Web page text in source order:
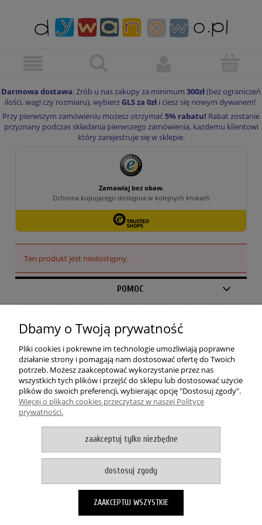
Darmowa dostawa: Zrób u nas zakupy za minimum 300zł(bez ograniczeń
ilości, wagi czy rozmiaru), wybierzGLS za 0zł i ciesz się nowym dywanem!
Przy pierwszym zamówieniu możesz otrzymać5% rabatu! Rabat zostanie
przyznany podczas składania pierwszego zamówienia, każdemu klientowi
który zarejestruje się w sklepie.
Ten produkt jest niedostępny.
POMOC
PŁATNOŚCI I DOSTAWA
INFORMACJE
O NAS
Dywanowo| ul. 1 Maja 37A | 87-200 Wąbrzeźno | woj.
kujawsko-pomorskie | tel.: 732 220 231 / 578 919 415 | mail:
pokaż pełną wersję strony
Sklep internetowy Shoper Premium
Dbamy o Twoją prywatność
Pliki cookies i pokrewne im technologie umożliwiają poprawne
działanie strony i pomagają nam dostosować ofertę do Twoich
potrzeb. Możesz zaakceptować wykorzystanie przez nas
wszystkich tych plików i przejść do sklepu lub dostosować użycie
plików do swoich preferencji, wybierając opcję "Dostosuj zgody".
Więcej o plikach cookies przeczytasz w naszej Polityce
prywatności.
zaakceptuj tylko niezbędne
dostosuj zgody
ZAAKCEPTUJ WSZYSTKIE